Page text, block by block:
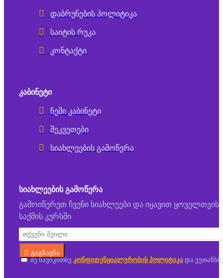
დაბრუნების პოლიტიკა
საიტის რუკა
კონტაქტი
ᲙᲐᲑᲘᲜᲔᲢᲘ
ჩემი კაბინეტი
შეკვეთები
სიახლეების გამოწერა
ᲡᲘᲐᲮᲚᲔᲔᲑᲘᲡ ᲒᲐᲛᲝᲬᲔᲠᲐ
გამოიწერეთ ჩვენი სიახლეები და იყავით ყოველთვის
საქმის კურსში
გაგზავნა
მე წავიკითხე კონფიდენციალურობის პოლიტიკა და